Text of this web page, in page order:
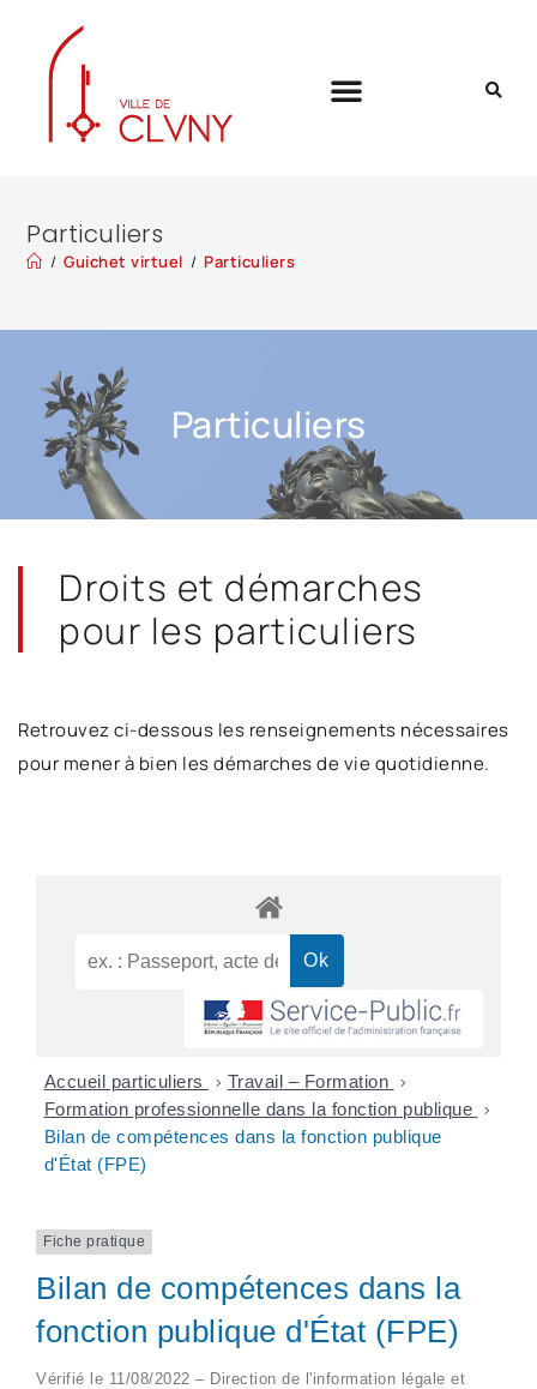
Particuliers
/ Guichet virtuel / Particuliers
Particuliers
Droits et démarches
pour les particuliers
Retrouvez ci-dessous les renseignements nécessaires
pour mener à bien les démarches de vie quotidienne.
Accueil particuliers > Travail – Formation >
Formation professionnelle dans la fonction publique >
Bilan de compétences dans la fonction publique
d'État (FPE)
Fiche pratique
Bilan de compétences dans la
fonction publique d'État (FPE)
Vérifié le 11/08/2022 – Direction de l'information légale et